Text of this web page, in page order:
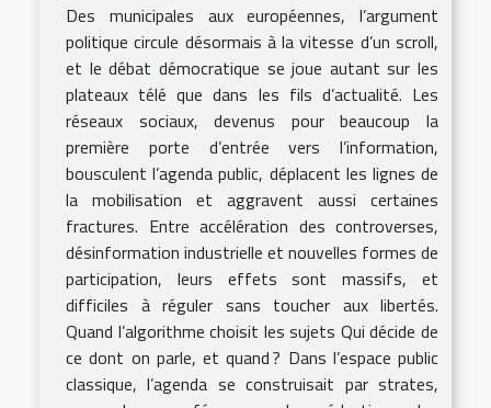
Des municipales aux européennes, l’argument
politique circule désormais à la vitesse d’un scroll,
et le débat démocratique se joue autant sur les
plateaux télé que dans les fils d’actualité. Les
réseaux sociaux, devenus pour beaucoup la
première porte d’entrée vers l’information,
bousculent l’agenda public, déplacent les lignes de
la mobilisation et aggravent aussi certaines
fractures. Entre accélération des controverses,
désinformation industrielle et nouvelles formes de
participation, leurs effets sont massifs, et
difficiles à réguler sans toucher aux libertés.
Quand l’algorithme choisit les sujets Qui décide de
ce dont on parle, et quand ? Dans l’espace public
classique, l’agenda se construisait par strates,